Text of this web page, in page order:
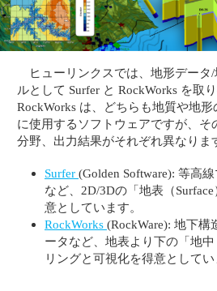
ヒューリンクスでは、地形デー
ルとして Surfer と RockWorks を取
RockWorks は、どちらも地質や地
に使用するソフトウェアですが、そ
分野、出力結果がそれぞれ異なりま
Surfer (Golden Software): 等高
など、2D/3Dの「地表（
意としています。
RockWorks (RockWare): 地下
ータなど、地表より下の「地
リングと可視化を得意としてい